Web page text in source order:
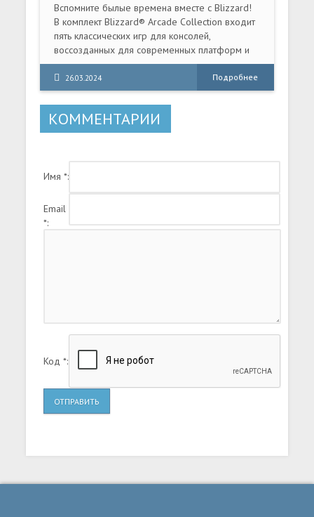
Вспомните былые времена вместе с Blizzard!
В комплект Blizzard® Arcade Collection входит
пять классических игр для консолей,
воссозданных для современных платформ и
новых игроков.
26.03.2024 Подробнее
КОММЕНТАРИИ
Имя *:
Email
*:
Код *:
ОТПРАВИТЬ